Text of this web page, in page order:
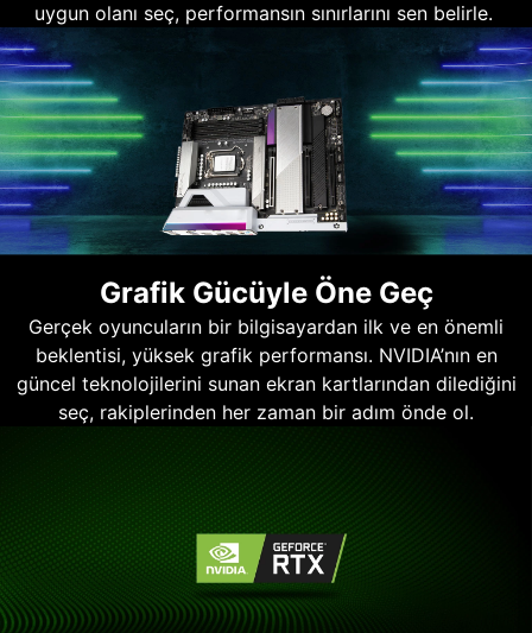
uygun olanı seç, performansın sınırlarını sen belirle.
Grafik Gücüyle Öne Geç
Gerçek oyuncuların bir bilgisayardan ilk ve en önemli
beklentisi, yüksek grafik performansı. NVIDIA’nın en
güncel teknolojilerini sunan ekran kartlarından dilediğini
seç, rakiplerinden her zaman bir adım önde ol.